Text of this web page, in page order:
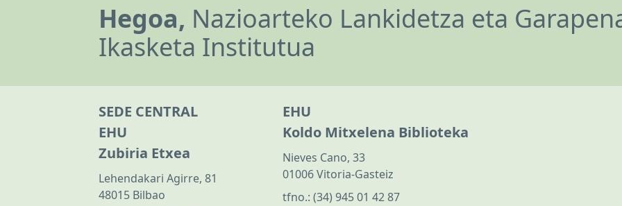
Hegoa, Nazioarteko Lankidetza eta
Ikasketa Institutua
SEDE CENTRAL
EHU
Zubiria Etxea
Lehendakari Agirre, 81
48015 Bilbao
EHU
Koldo Mitxelena Biblioteka
Nieves Cano, 33
01006 Vitoria-Gasteiz
tfno.: (34) 945 01 42 87